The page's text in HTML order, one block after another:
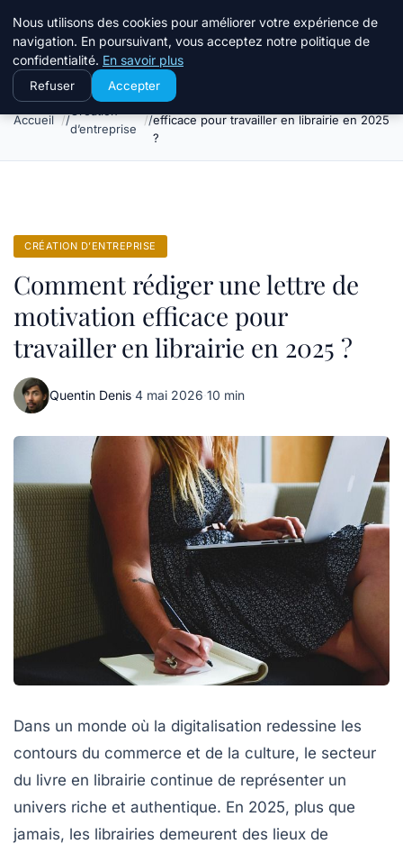
Travail Saisonnier
Accueil
d’entreprise
Comment rédiger une lettre de motivation
efficace pour travailler en librairie en 2025
?
CRÉATION D’ENTREPRISE
Comment rédiger une lettre de
motivation efficace pour
travailler en librairie en 2025 ?
Quentin Denis·4 mai 2026·10 min
Dans un monde où la digitalisation redessine les
contours du commerce et de la culture, le secteur
du livre en librairie continue de représenter un
univers riche et authentique. En 2025, plus que
jamais, les librairies demeurent des lieux de
Nous utilisons des cookies pour améliorer votre expérience de
navigation. En poursuivant, vous acceptez notre politique de
confidentialité. En savoir plus
Refuser Accepter